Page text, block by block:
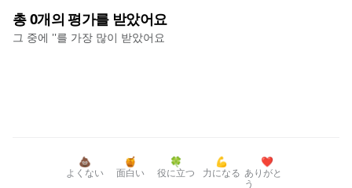
총0개의 평가를 받았어요
그 중에 ''를 가장 많이 받았어요
💩
よくない
🍯
面白い
🍀
役に立つ
💪
力になる
❤️
ありがと
う